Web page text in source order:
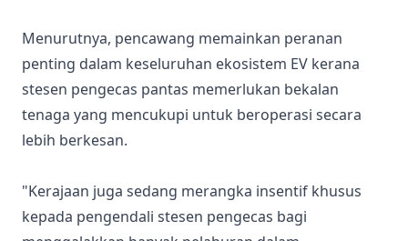
Menurutnya, pencawang memainkan peranan
penting dalam keseluruhan ekosistem EV kerana
stesen pengecas pantas memerlukan bekalan
tenaga yang mencukupi untuk beroperasi secara
lebih berkesan.
"Kerajaan juga sedang merangka insentif khusus
kepada pengendali stesen pengecas bagi